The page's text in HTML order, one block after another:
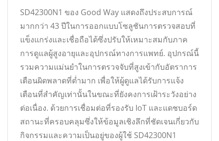
SD42300N1 ของ Good Way แสดงถึงประสบการณ์
มากกว่า 43 ปีในการออกแบบโซลูชันการตรวจสอบที่
แข็งแกร่งและเชื่อถือได้ซึ่งปรับให้เหมาะสมกับภาค
การดูแลผู้สูงอายุและอุปกรณ์ทางการแพทย์. อุปกรณ์นี้
รวมความแม่นยำในการตรวจจับที่สูงเข้ากับอัตราการ
เตือนผิดพลาดที่ต่ำมาก เพื่อให้ผู้ดูแลได้รับการแจ้ง
เตือนที่สำคัญเท่านั้นในขณะที่ยังคงการเฝ้าระวังอย่าง
ต่อเนื่อง. ด้วยการเชื่อมต่อที่รองรับ IoT และแดชบอร์ด
สถานะที่ครอบคลุมซึ่งให้ข้อมูลเชิงลึกที่ชัดเจนเกี่ยวกับ
กิจกรรมและความเป็นอยู่ของผู้ใช้ SD42300N1